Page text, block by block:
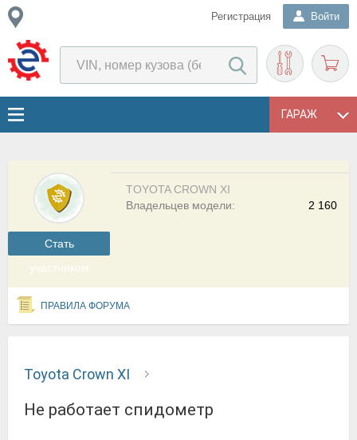
Регистрация Войти
ГАРАЖ
Cтать
участником
TOYOTA CROWN XI
2 160
Владельцев модели:
ПРАВИЛА ФОРУМА
Toyota Crown XI
не работает спидометр